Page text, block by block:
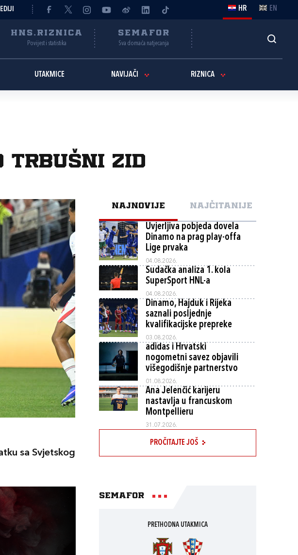
HR EN
HNS.RIZNICA
Povijest i statistika
SEMAFOR
Sva domaća natjecanja
UTAKMICE NAVIJAČI RIZNICA
trbušni zid
sa Svjetskog
NAJNOVIJE NAJČITANIJE
Uvjerljiva pobjeda dovela
Dinamo na prag play-offa
Lige prvaka
04.08.2026.
Sudačka analiza 1. kola
SuperSport HNL-a
04.08.2026.
Dinamo, Hajduk i Rijeka
saznali posljednje
kvalifikacijske prepreke
03.08.2026.
adidas i Hrvatski
nogometni savez objavili
višegodišnje partnerstvo
01.08.2026.
Ana Jelenčić karijeru
nastavlja u francuskom
Montpellieru
31.07.2026.
PROČITAJTE JOŠ
Semafor
PRETHODNA UTAKMICA